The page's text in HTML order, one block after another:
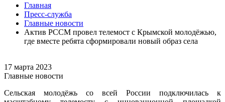
Главная
Пресс-служба
Главные новости
Актив РССМ провел телемост с Крымской молодёжью,
где вместе ребята сформировали новый образ села
17 марта 2023
Главные новости
Сельская молодёжь со всей России подключилась к